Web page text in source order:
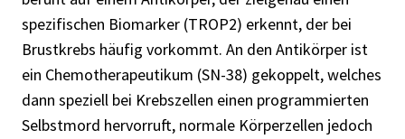
spezifischen Biomarker (TROP2) erkennt, der bei
Brustkrebs häufig vorkommt. An den Antikörper ist
ein Chemotherapeutikum (SN-38) gekoppelt, welches
dann speziell bei Krebszellen einen programmierten
Selbstmord hervorruft, normale Körperzellen jedoch